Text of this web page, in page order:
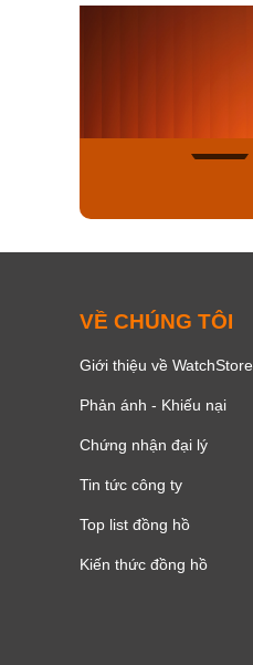
VỀ CHÚNG TÔI
Giới thiệu về WatchStore
Phản ánh - Khiếu nại
Chứng nhận đại lý
Tin tức công ty
Top list đồng hồ
Kiến thức đồng hồ